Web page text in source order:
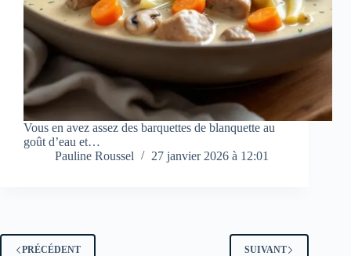
Vous en avez assez des barquettes de blanquette au
goût d’eau et…
Pauline Roussel
27 janvier 2026 à 12:01
PRÉCÉDENT SUIVANT